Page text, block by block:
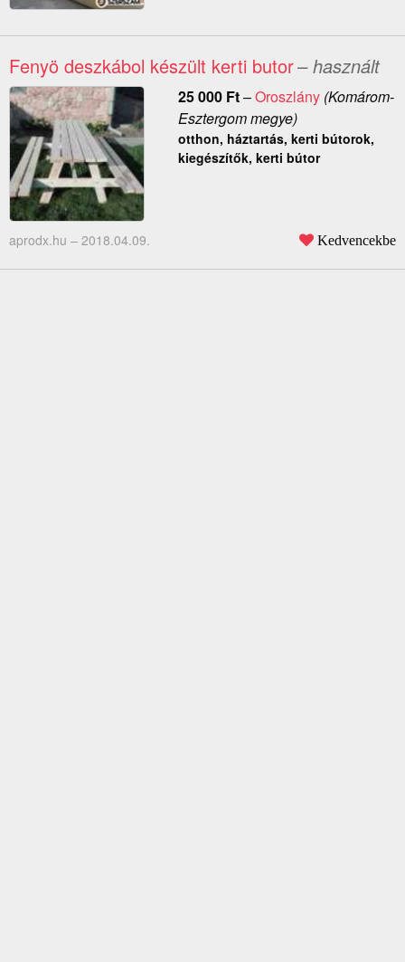
Fenyö deszkábol készült kerti butor– használt
25 000 Ft–Oroszlány(Komárom-
Esztergom megye)
otthon, háztartás, kerti bútorok,
kiegészítők, kerti bútor
aprodx.hu – 2018.04.09. Kedvencekbe